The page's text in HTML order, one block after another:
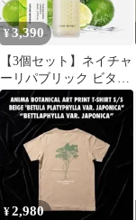
¥3,390
【3個セット】ネイチャ
ーリパブリック ビタペ
アC ブレンディングセ
ラムミスト
¥2,980